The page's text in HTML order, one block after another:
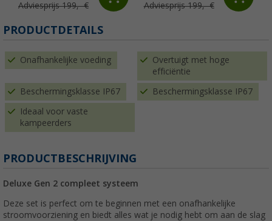
Adviesprijs 199,- € Adviesprijs 199,- €
PRODUCTDETAILS
Onafhankelijke voeding
Overtuigt met hoge
efficiëntie
Beschermingsklasse IP67 Beschermingsklasse IP67
Ideaal voor vaste
kampeerders
PRODUCTBESCHRIJVING
Deluxe Gen 2 compleet systeem
Deze set is perfect om te beginnen met een onafhankelijke
stroomvoorziening en biedt alles wat je nodig hebt om aan de slag